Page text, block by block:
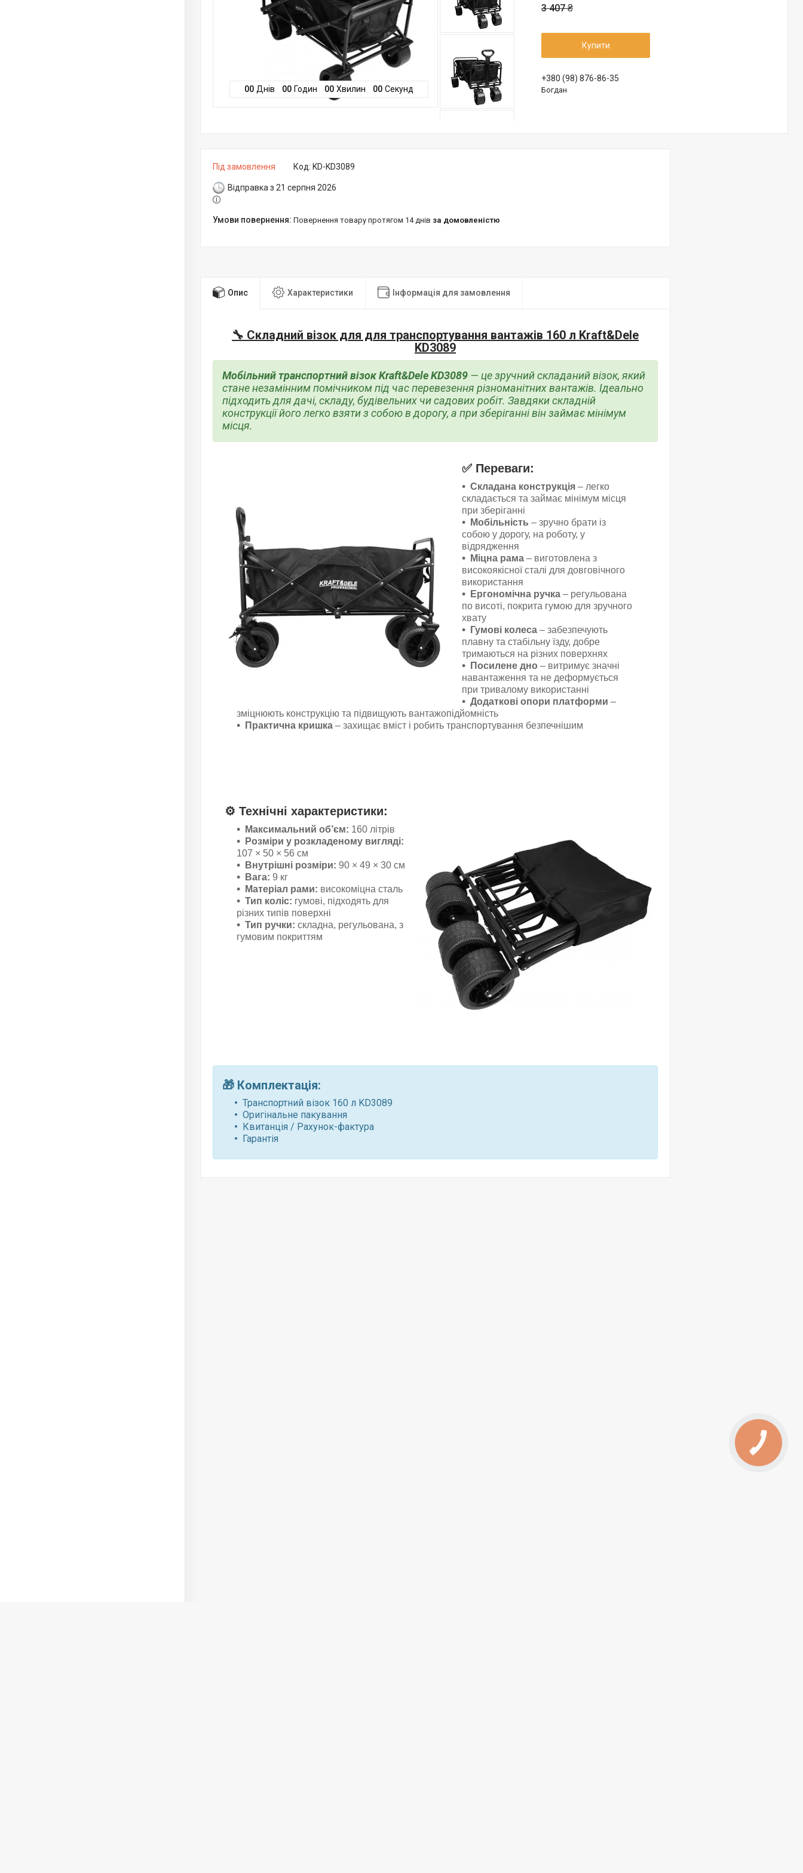
00 Днів 00 Годин 00 Хвилин 00 Секунд
3 407 ₴
Купити
+380 (98) 876-86-35
Богдан
Під замовлення Код: KD-KD3089
Відправка з 21 серпня 2026
повернення товару протягом 14 днів за домовленістю
Опис Характеристики Інформація для замовлення
🔧 Складний візок для для транспортування вантажів 160 л Kraft&Dele
KD3089
Мобільний транспортний візокKraft&Dele KD3089 — це зручний складаний візок, який
стане незамінним помічником під час перевезення різноманітних вантажів. Ідеально
підходить для дачі, складу, будівельних чи садових робіт. Завдяки складній
конструкції його легко взяти з собою в дорогу, а при зберіганні він займає мінімум
місця.
✅ Переваги:
Складана конструкція – легко
складається та займає мінімум місця
при зберіганні
Мобільність – зручно брати із
собою у дорогу, на роботу, у
відрядження
Міцна рама – виготовлена з
високоякісної сталі для довговічного
використання
Ергономічна ручка – регульована
по висоті, покрита гумою для зручного
хвату
Гумові колеса – забезпечують
плавну та стабільну їзду, добре
тримаються на різних поверхнях
Посилене дно – витримує значні
навантаження та не деформується
при тривалому використанні
Додаткові опори платформи –
зміцнюють конструкцію та підвищують вантажопідйомність
Практична кришка – захищає вміст і робить транспортування безпечнішим
⚙️ Технічні характеристики:
Максимальний об’єм: 160 літрів
Розміри у розкладеному вигляді:
107 × 50 × 56 см
Внутрішні розміри: 90 × 49 × 30 см
Вага: 9 кг
Матеріал рами: високоміцна сталь
Тип коліс: гумові, підходять для
різних типів поверхні
Тип ручки: складна, регульована, з
гумовим покриттям
🎁 Комплектація:
Транспортний візок 160 л KD3089
Оригінальне пакування
Квитанція / Рахунок-фактура
Гарантія